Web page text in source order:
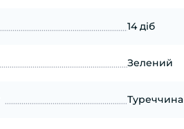
14 діб
Зелений
Туреччина